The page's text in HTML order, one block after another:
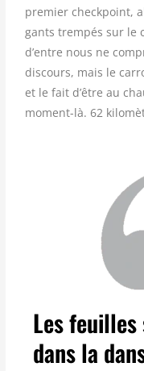
premier checkpoint,
gants trempés sur le
d’entre nous ne
discours, mais le
et le fait d’être au
moment-là. 62
Les
dans la